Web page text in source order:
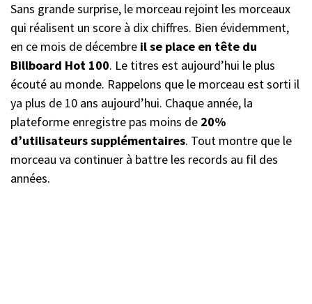
Sans grande surprise, le morceau rejoint les morceaux
qui réalisent un score à dix chiffres. Bien évidemment,
en ce mois de décembre il se place en tête du
Billboard Hot 100. Le titres est aujourd’hui le plus
écouté au monde. Rappelons que le morceau est sorti il
ya plus de 10 ans aujourd’hui. Chaque année, la
plateforme enregistre pas moins de 20%
d’utilisateurs supplémentaires. Tout montre que le
morceau va continuer à battre les records au fil des
années.